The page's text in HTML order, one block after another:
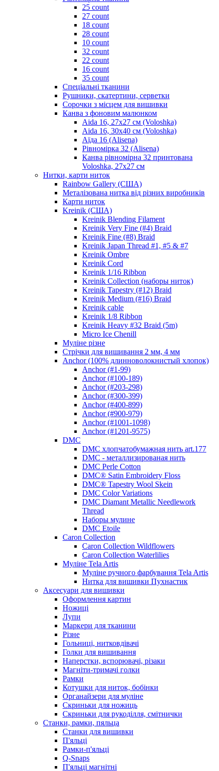
25 count
27 count
18 count
28 count
10 count
32 count
22 count
16 count
35 count
Спеціальні тканини
Рушники, скатертини, серветки
Сорочки з місцем для вишивки
Канва з фоновим малюнком
Aida 16, 27х27 см (Voloshka)
Aida 16, 30х40 см (Voloshka)
Аїда 16 (Alisena)
Рівномірка 32 (Alisena)
Канва рівномірна 32 принтована
Voloshka, 27х27 см
Нитки, карти ниток
Rainbow Gallery (США)
Металізована нитка від різних виробників
Карти ниток
Kreinik (США)
Kreinik Blending Filament
Kreinik Very Fine (#4) Braid
Kreinik Fine (#8) Braid
Kreinik Japan Thread #1, #5 & #7
Kreinik Ombre
Kreinik Cord
Kreinik 1/16 Ribbon
Kreinik Collection (наборы ниток)
Kreinik Tapestry (#12) Braid
Kreinik Medium (#16) Braid
Kreinik cable
Kreinik 1/8 Ribbon
Kreinik Heavy #32 Braid (5m)
Micro Ice Chenill
Муліне різне
Стрічки для вишивання 2 мм, 4 мм
Anchor (100% длинноволокнистый хлопок)
Anchor (#1-99)
Anchor (#100-189)
Anchor (#203-298)
Anchor (#300-399)
Anchor (#400-899)
Anchor (#900-979)
Anchor (#1001-1098)
Anchor (#1201-9575)
DMC
DMC хлопчатобумажная нить art.177
DMC - металлизированая нить
DMC Perle Cotton
DMC® Satin Embroidery Floss
DMC® Tapestry Wool Skein
DMC Color Variations
DMC Diamant Metallic Needlework
Thread
Наборы мулине
DMC Etoile
Caron Collection
Caron Collection Wildflowers
Caron Collection Waterlilies
Муліне Tela Artis
Муліне ручного фарбування Tela Artis
Нитка для вишивки Пухнастик
Аксесуари для вишивки
Оформлення картин
Ножиці
Лупи
Маркери для тканини
Різне
Гольниці, нитковдівачі
Голки для вишивання
Наперстки, вспорювачі, різаки
Магніти-тримачі голки
Рамки
Котушки для ниток, бобінки
Органайзери для муліне
Скриньки для ножиць
Скриньки для рукоділля, смітнички
Станки, рамки, пяльца
Станки для вишивки
П'яльці
Рамки-п'яльці
Q-Snaps
П'яльці магнітні